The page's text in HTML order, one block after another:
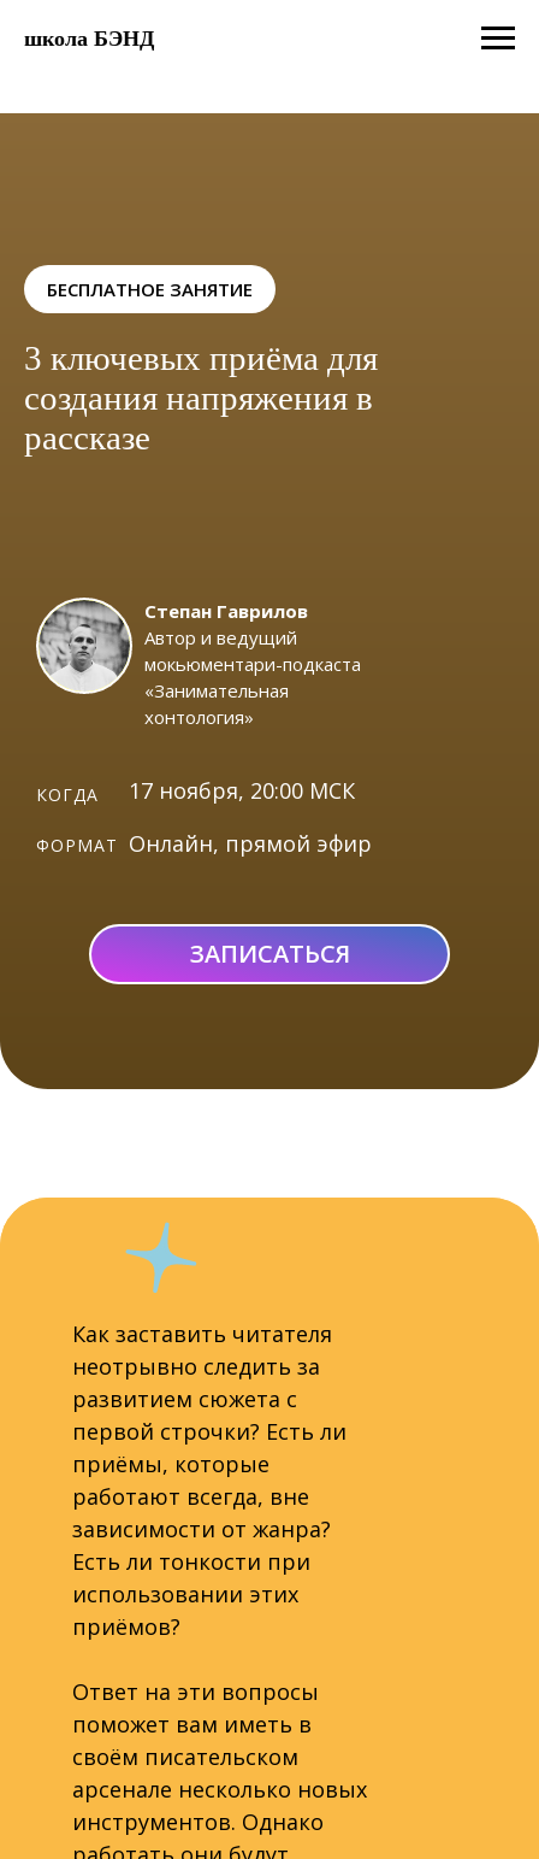
школа БЭНД
Степан Гаврилов
Автор и ведущий
мокьюментари-подкаста
«Занимательная
хонтология»
3 ключевых приёма для
создания напряжения в
рассказе
17 ноября, 20:00 МСК
Онлайн, прямой эфир
КОГДА
ФОРМАТ
ЗАПИСАТЬСЯ
БЕСПЛАТНОЕ ЗАНЯТИЕ
Как заставить читателя
неотрывно следить за
развитием сюжета с
первой строчки? Есть ли
приёмы, которые
работают всегда, вне
зависимости от жанра?
Есть ли тонкости при
использовании этих
приёмов?
Ответ на эти вопросы
поможет вам иметь в
своём писательском
арсенале несколько новых
инструментов. Однако